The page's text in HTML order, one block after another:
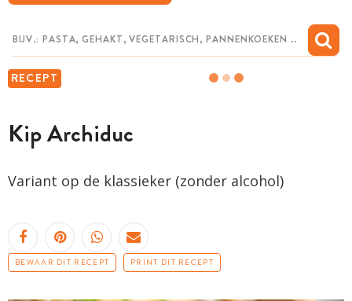
RECEPT
Kip Archiduc
Variant op de klassieker (zonder alcohol)
BEWAAR DIT RECEPT PRINT DIT RECEPT
MIJN BEWAARDE RECEPTEN